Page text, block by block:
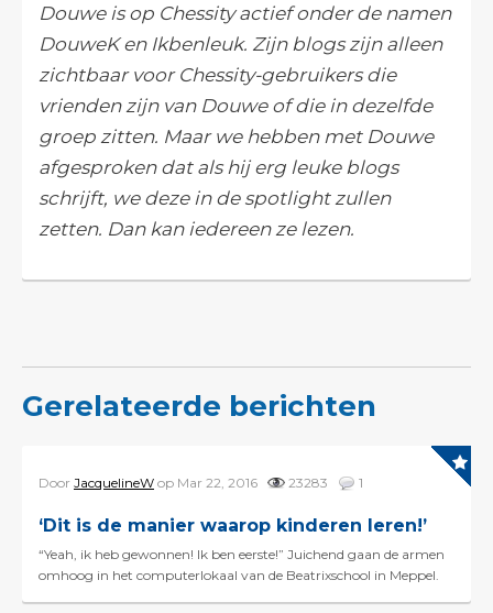
Douwe is op Chessity actief onder de namen
DouweK en Ikbenleuk. Zijn blogs zijn alleen
zichtbaar voor Chessity-gebruikers die
vrienden zijn van Douwe of die in dezelfde
groep zitten. Maar we hebben met Douwe
afgesproken dat als hij erg leuke blogs
schrijft, we deze in de spotlight zullen
zetten. Dan kan iedereen ze lezen.
Gerelateerde berichten
Door JacquelineW op Mar 22, 2016 23283 1
‘Dit is de manier waarop kinderen leren!’
“Yeah, ik heb gewonnen! Ik ben eerste!” Juichend gaan de armen
omhoog in het computerlokaal van de Beatrixschool in Meppel.